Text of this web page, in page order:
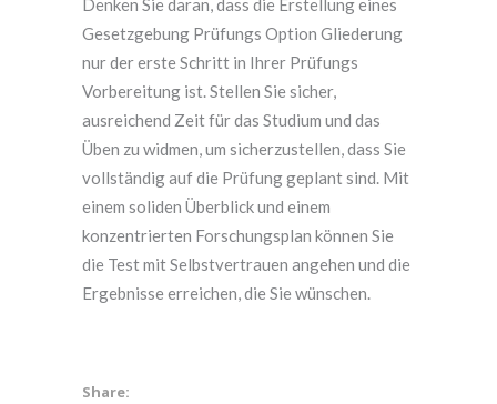
Denken Sie daran, dass die Erstellung eines
Gesetzgebung Prüfungs Option Gliederung
nur der erste Schritt in Ihrer Prüfungs
Vorbereitung ist. Stellen Sie sicher,
ausreichend Zeit für das Studium und das
Üben zu widmen, um sicherzustellen, dass Sie
vollständig auf die Prüfung geplant sind. Mit
einem soliden Überblick und einem
konzentrierten Forschungsplan können Sie
die Test mit Selbstvertrauen angehen und die
Ergebnisse erreichen, die Sie wünschen.
Share: